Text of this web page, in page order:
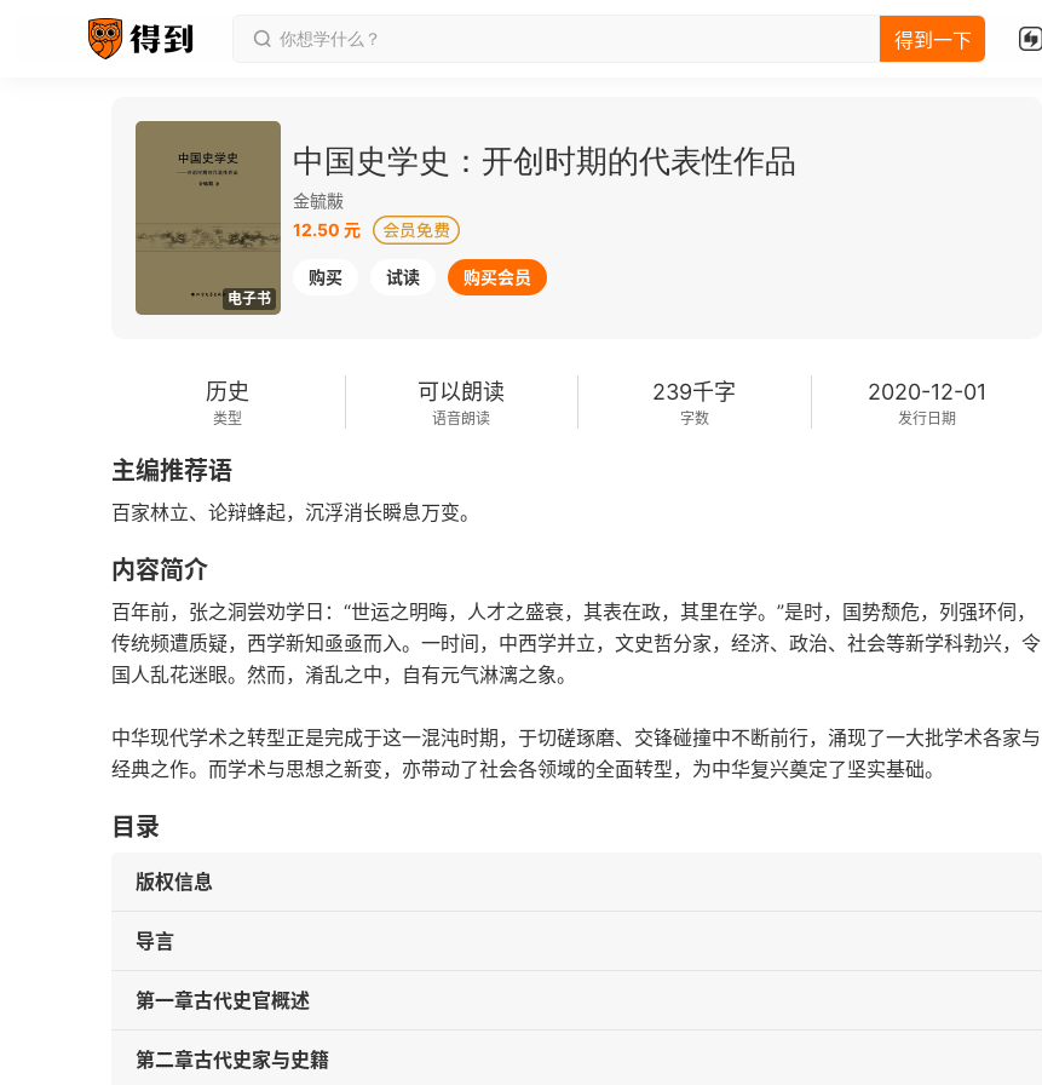
得到一下
电子书
中国史学史：开创时期的代表性作品
金毓黻
12.50 元
购买 试读 购买会员
历史
类型
可以朗读
语音朗读
239千字
字数
2020-12-01
发行日期
主编推荐语
百家林立、论辩蜂起，沉浮消长瞬息万变。
内容简介
百年前，张之洞尝劝学日：“世运之明晦，人才之盛衰，其表在政，其里在学。”是时，国势颓危，列强环伺，
传统频遭质疑，西学新知亟亟而入。一时间，中西学并立，文史哲分家，经济、政治、社会等新学科勃兴，令
国人乱花迷眼。然而，淆乱之中，自有元气淋漓之象。
中华现代学术之转型正是完成于这一混沌时期，于切磋琢磨、交锋碰撞中不断前行，涌现了一大批学术各家与
经典之作。而学术与思想之新变，亦带动了社会各领域的全面转型，为中华复兴奠定了坚实基础。
目录
版权信息
导言
第一章古代史官概述
第二章古代史家与史籍